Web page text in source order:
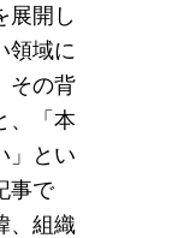
展開し
領域に
その背
、「本
」とい
事で
、組織